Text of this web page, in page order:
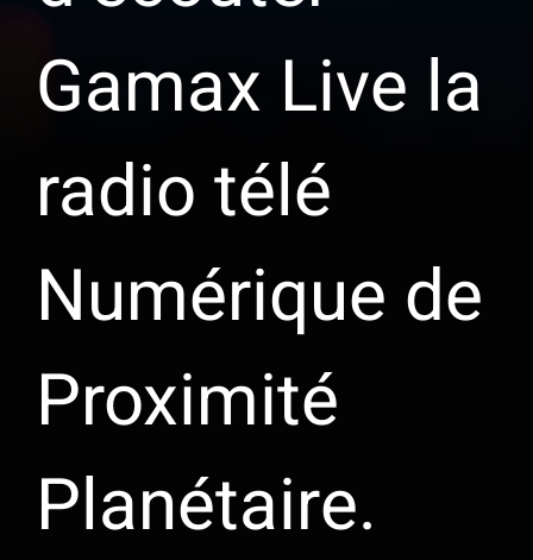
Gamax Live la
radio télé
Numérique de
Proximité
Planétaire.